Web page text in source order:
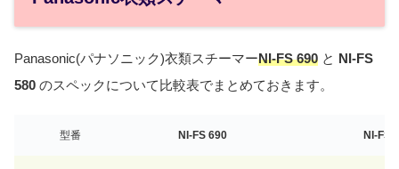
Panasonic(パナソニック)衣類スチーマーNI-FS 690 と NI-FS
580 のスペックについて比較表でまとめておきます。
型番 NI-FS 690 NI-FS